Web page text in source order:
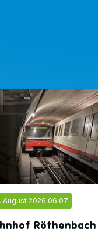
. August 2026 06:07
Röthenbach